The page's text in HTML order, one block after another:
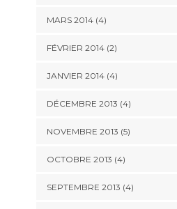
MARS 2014(4)
FÉVRIER 2014(2)
JANVIER 2014(4)
DÉCEMBRE 2013 (4)
NOVEMBRE 2013 (5)
OCTOBRE 2013 (4)
SEPTEMBRE 2013 (4)